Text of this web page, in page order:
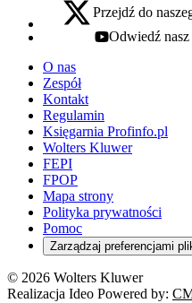
x - otwiera się w nowej karcie
Przejdź do
youtube - otwiera się
Odwiedź nasz
O nas
Zespół
Kontakt
Regulamin
Księgarnia Profinfo.pl
Wolters Kluwer
FEPI
FPOP
Mapa strony
Polityka prywatności
Pomoc
Zarządzaj preferencjami
© 2026 Wolters Kluwer
Realizacja Ideo Powered by: